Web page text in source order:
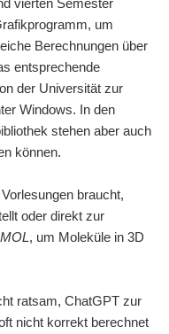
um
Berechnungen über
entsprechende
der Universität zur
Windows. In den
stehen aber auch
können.
braucht,
oder direkt zur
, um Moleküle in 3D
ratsam, ChatGPT zur
nicht korrekt berechnet